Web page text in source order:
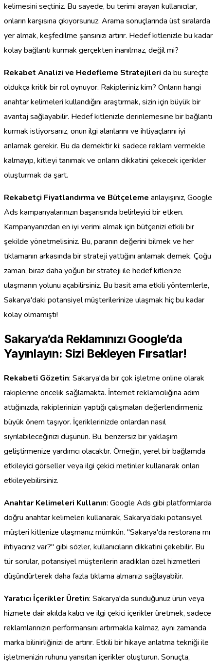
kelimesini seçtiniz. Bu sayede, bu terimi arayan kullanıcılar,
onların karşısına çıkıyorsunuz. Arama sonuçlarında üst sıralarda
yer almak, keşfedilme şansınızı artırır. Hedef kitlenizle bu kadar
kolay bağlantı kurmak gerçekten inanılmaz, değil mi?
Rekabet Analizi ve Hedefleme Stratejileri da bu süreçte
oldukça kritik bir rol oynuyor. Rakipleriniz kim? Onların hangi
anahtar kelimeleri kullandığını araştırmak, sizin için büyük bir
avantaj sağlayabilir. Hedef kitlenizle derinlemesine bir bağlantı
kurmak istiyorsanız, onun ilgi alanlarını ve ihtiyaçlarını iyi
anlamak gerekir. Bu da demektir ki; sadece reklam vermekle
kalmayıp, kitleyi tanımak ve onların dikkatini çekecek içerikler
oluşturmak da şart.
Rekabetçi Fiyatlandırma ve Bütçeleme anlayışınız, Google
Ads kampanyalarınızın başarısında belirleyici bir etken.
Kampanyanızdan en iyi verimi almak için bütçenizi etkili bir
şekilde yönetmelisiniz. Bu, paranın değerini bilmek ve her
tıklamanın arkasında bir strateji yattığını anlamak demek. Çoğu
zaman, biraz daha yoğun bir strateji ile hedef kitlenize
ulaşmanın yolunu açabilirsiniz. Bu basit ama etkili yöntemlerle,
Sakarya'daki potansiyel müşterilerinize ulaşmak hiç bu kadar
kolay olmamıştı!
Sakarya’da Reklamınızı Google’da
Yayınlayın: Sizi Bekleyen Fırsatlar!
Rekabeti Gözetin: Sakarya'da bir çok işletme online olarak
rakiplerine öncelik sağlamakta. İnternet reklamcılığına adım
attığınızda, rakiplerinizin yaptığı çalışmaları değerlendirmeniz
büyük önem taşıyor. İçeriklerinizde onlardan nasıl
sıyrılabileceğinizi düşünün. Bu, benzersiz bir yaklaşım
geliştirmenize yardımcı olacaktır. Örneğin, yerel bir bağlamda
etkileyici görseller veya ilgi çekici metinler kullanarak onları
etkileyebilirsiniz.
Anahtar Kelimeleri Kullanın: Google Ads gibi platformlarda
doğru anahtar kelimeleri kullanarak, Sakarya’daki potansiyel
müşteri kitlenize ulaşmanız mümkün. "Sakarya'da restorana mı
ihtiyacınız var?" gibi sözler, kullanıcıların dikkatini çekebilir. Bu
tür sorular, potansiyel müşterilerin aradıkları özel hizmetleri
düşündürterek daha fazla tıklama almanızı sağlayabilir.
Yaratıcı İçerikler Üretin: Sakarya'da sunduğunuz ürün veya
hizmete dair akılda kalıcı ve ilgi çekici içerikler üretmek, sadece
reklamlarınızın performansını artırmakla kalmaz, aynı zamanda
marka bilinirliğinizi de artırır. Etkili bir hikaye anlatma tekniği ile
işletmenizin ruhunu yansıtan içerikler oluşturun. Sonuçta,